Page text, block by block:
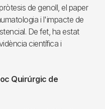
de genoll, el paper
i l'impacte de
De fet, ha estat
científica i
Quirúrgic de